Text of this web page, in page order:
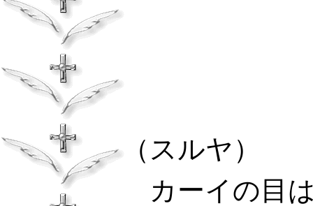
（スルヤ）
カーイの目